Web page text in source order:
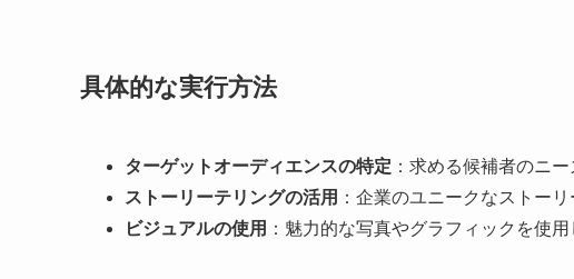
具体的な実行方法
ターゲットオーディエンスの特定 ：求める候補者のニ
ストーリーテリングの活用 ：企業のユニークなストー
ビジュアルの使用 ：魅力的な写真やグラフィックを使